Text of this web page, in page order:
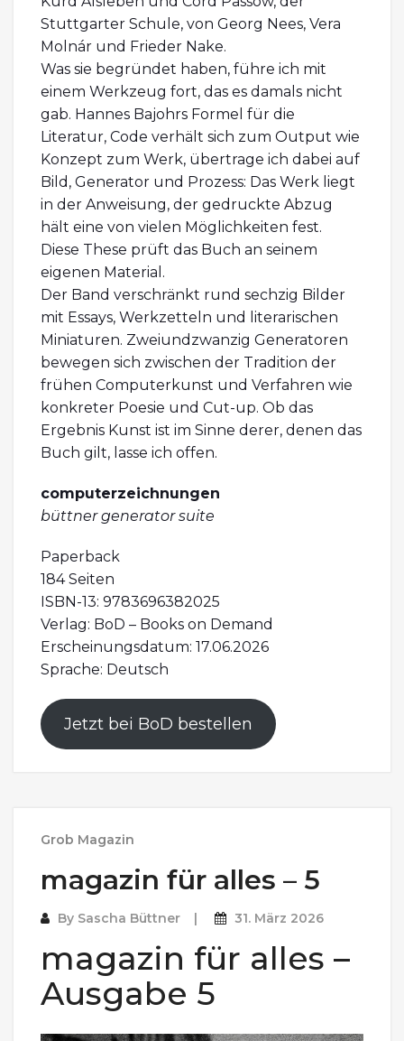
Stuttgarter Schule, von Georg Nees, Vera
Molnár und Frieder Nake.
Was sie begründet haben, führe ich mit
einem Werkzeug fort, das es damals nicht
gab. Hannes Bajohrs Formel für die
Literatur, Code verhält sich zum Output wie
Konzept zum Werk, übertrage ich dabei auf
Bild, Generator und Prozess: Das Werk liegt
in der Anweisung, der gedruckte Abzug
hält eine von vielen Möglichkeiten fest.
Diese These prüft das Buch an seinem
eigenen Material.
Der Band verschränkt rund sechzig Bilder
mit Essays, Werkzetteln und literarischen
Miniaturen. Zweiundzwanzig Generatoren
bewegen sich zwischen der Tradition der
frühen Computerkunst und Verfahren wie
konkreter Poesie und Cut-up. Ob das
Ergebnis Kunst ist im Sinne derer, denen das
Buch gilt, lasse ich offen.
computerzeichnungen
büttner generator suite
Paperback
184 Seiten
ISBN-13: 9783696382025
Verlag: BoD – Books on Demand
Erscheinungsdatum: 17.06.2026
Sprache: Deutsch
Jetzt bei BoD bestellen
Grob Magazin
magazin für alles – 5
By Sascha Büttner 31. März 2026
magazin für alles –
Ausgabe 5